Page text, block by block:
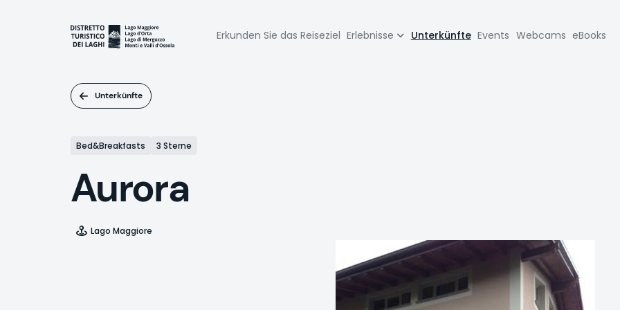
Navigazione
Erkunden Sie das Reiseziel Erlebnisse Unterkünfte Events Webcams eBooks
Unterkünfte
Bed&Breakfasts 3 Sterne
Aurora
Lago Maggiore